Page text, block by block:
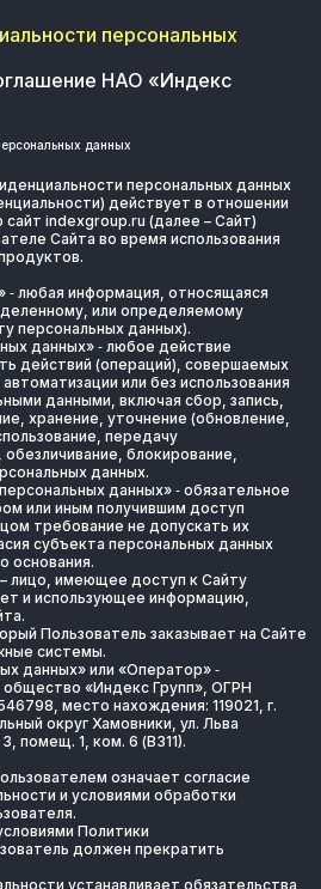
персональных
НАО «Индекс
данных
персональных данных
действует в отношении
indexgroup.ru (далее – Сайт)
Сайта во время использования
‑ любая информация, относящаяся
или определяемому
персональных данных).
данных» ‑ любое действие
действий (операций), совершаемых
или без использования
данными, включая сбор, запись,
хранение, уточнение (обновление,
передачу
блокирование,
данных.
данных» ‑ обязательное
или иным получившим доступ
требование не допускать их
субъекта персональных данных
основания.
лицо, имеющее доступ к Сайту
и использующее информацию,
Пользователь заказывает на Сайте
системы.
данных» или «Оператор» ‑
«Индекс Групп», ОГРН
место нахождения: 119021, г.
округ Хамовники, ул. Льва
помещ. 1, ком. 6 (В311).
означает согласие
и условиями обработки
Политики
должен прекратить
устанавливает обязательства